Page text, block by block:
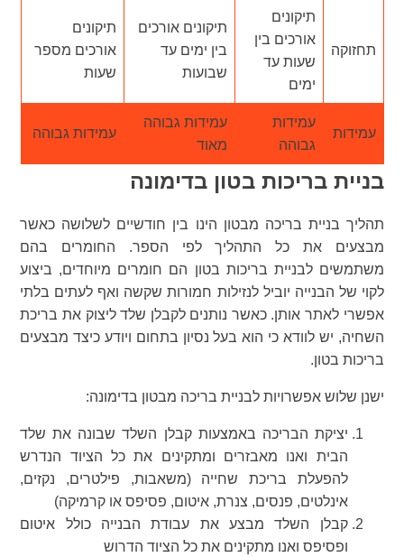
תחזוקה
תיקונים
אורכים בין
שעות עד
ימים
תיקונים אורכים
בין ימים עד
שבועות
תיקונים
אורכים מספר
שעות
עמידות
עמידות
גבוהה
עמידות גבוהה
מאוד
עמידות גבוהה
בניית בריכות בטון בדימונה
תהליך בניית בריכה מבטון הינו בין חודשיים לשלושה כאשר
מבצעים את כל התהליך לפי הספר. החומרים בהם
משתמשים לבניית בריכות בטון הם חומרים מיוחדים, ביצוע
לקוי של הבנייה יוביל לנזילות חמורות שקשה ואף לעתים בלתי
אפשרי לאתר אותן. כאשר נותנים לקבלן שלד ליצוק את בריכת
השחיה, יש לוודא כי הוא בעל נסיון בתחום ויודע כיצד מבצעים
בריכות בטון.
ישנן שלוש אפשרויות לבניית בריכה מבטון בדימונה:
יציקת הבריכה באמצעות קבלן השלד שבונה את שלד
הבית ואנו מאבזרים ומתקינים את כל הציוד הנדרש
להפעלת בריכת שחייה (משאבות, פילטרים, נקזים,
אינלטים, פנסים, צנרת, איטום, פסיפס או קרמיקה)
קבלן השלד מבצע את עבודת הבנייה כולל איטום
ופסיפס ואנו מתקינים את כל הציוד הדרוש